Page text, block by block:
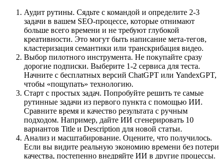
Аудит рутины. Сядьте с командой и определите 2-3
задачи в вашем SEO-процессе, которые отнимают
больше всего времени и не требуют глубокой
креативности. Это могут быть написание мета-тегов,
кластеризация семантики или транскрибация видео.
Выбор пилотного инструмента. Не покупайте сразу
дорогие подписки. Выберите 1-2 сервиса для теста.
Начните с бесплатных версий ChatGPT или YandexGPT,
чтобы «пощупать» технологию.
Старт с простых задач. Попробуйте решить те самые
рутинные задачи из первого пункта с помощью ИИ.
Сравните время и качество результата с ручным
подходом. Например, дайте ИИ сгенерировать 10
вариантов Title и Description для новой статьи.
Анализ и масштабирование. Оцените, что получилось.
Если вы видите реальную экономию времени без потери
качества, постепенно внедряйте ИИ в другие процессы.